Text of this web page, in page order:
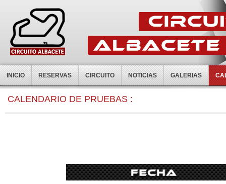
INICIO RESERVAS CIRCUITO NOTICIAS GALERIAS
CALENDARIO DE PRUEBAS :
0:00